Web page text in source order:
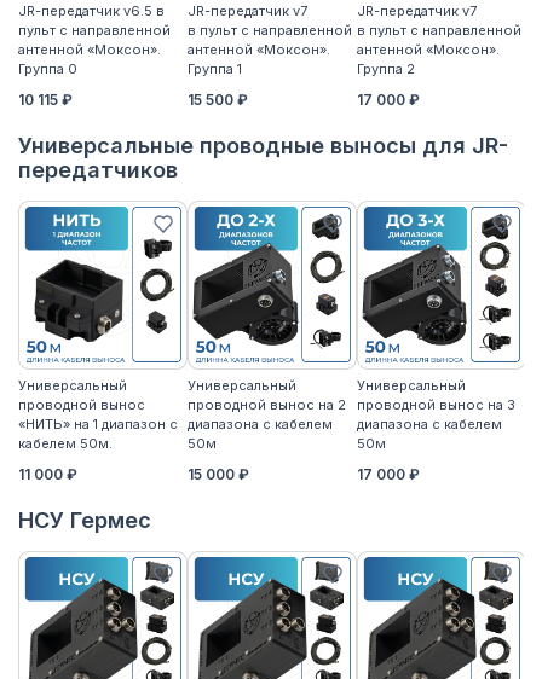
JR-передатчик v6.5 в
пульт с направленной
антенной «Моксон».
Группа 0
10 115 ₽
JR-передатчик v7
в пульт с направленной
антенной «Моксон».
Группа 1
15 500 ₽
JR-передатчик v7
в пульт с направленной
антенной «Моксон».
Группа 2
17 000 ₽
Универсальные проводные выносы для JR-
передатчиков
Универсальный
проводной вынос
«НИТЬ» на 1 диапазон с
кабелем 50м.
11 000 ₽
Универсальный
проводной вынос на 2
диапазона с кабелем
50м
15 000 ₽
Универсальный
проводной вынос на 3
диапазона с кабелем
50м
17 000 ₽
НСУ Гермес